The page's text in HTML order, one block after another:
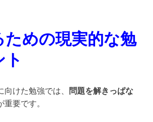
ための現実的な勉
けた勉強では、 問題を解きっぱな
重要です。